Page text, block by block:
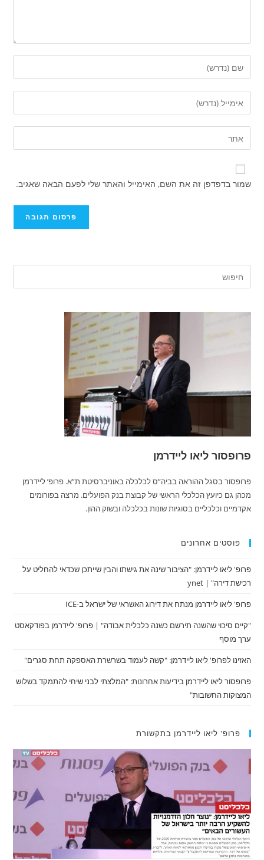
את
השם
שלך
שם
משתמש
כדי
להגיב
את
כתובת
דואר
שלך
כדי
את
כתובת
אתר
שמור בדפדפן זה את השם, האימייל והאתר שלי לפעם הבאה שאגיב.
פרופסור ליאו ליידרמן
פרופסור בסגל ההוראה בביה”ס לכלכלה באוניברסיטת ת”א. פרופ’ ליידרמן
מכהן גם כיועץ הכלכלי הראשי של קבוצת בנק הפועלים. מרצה בפורומים
אקדמיים וכלכליים בסוגיות שונות בכלכלה ובשוק ההון.
פוסטים אחרונים
פרופ' ליאו ליידרמן: "הציבור שינה את גישתו והבין שייתכן שכדאי להחליט על
רכישת דירה" | ynet
פרופ' ליאו ליידרמן מנתח את דירוג האשראי של ישראל ב-ICE
"קיים סיכוי שהשנה תירשם כשנה כלכלית אבודה" | פרופ' ליידרמן בפודקאסט
ערך מוסף
האזינו לפרופ' ליאו ליידרמן: "קשה לעמוד בשרשרת האספקה תחת סגרים"
פרופסור ליאו ליידרמן בידיעות אחרונות: "המלצתי לבני שיחי להתמקד בשלוש
המצוקות החשובות"
פרופ' ליאו ליידרמן בתקשורת